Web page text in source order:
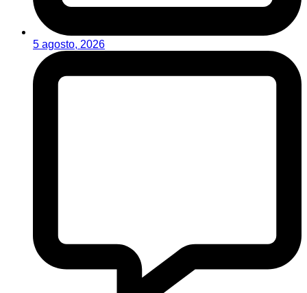
5 agosto, 2026